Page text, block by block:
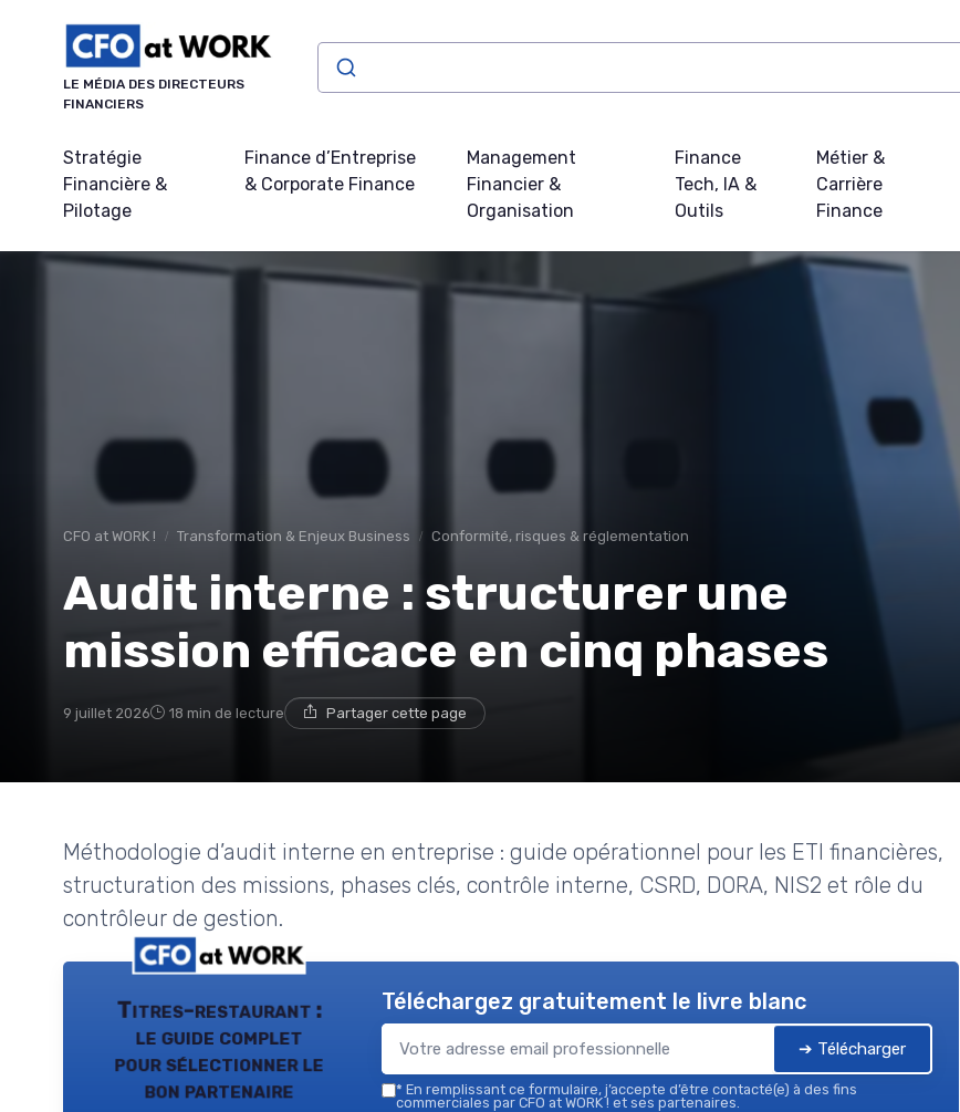
LE MÉDIA DES DIRECTEURS
FINANCIERS
Stratégie
Financière &
Pilotage
Finance d’Entreprise
& Corporate Finance
Management
Financier &
Organisation
Finance
Tech, IA &
Outils
Métier &
Carrière
Finance
CFO at WORK ! Transformation & Enjeux Business Conformité, risques & réglementation
Audit interne : structurer une
mission efficace en cinq phases
9 juillet 2026 18 min de lecture Partager cette page
Méthodologie d’audit interne en entreprise : guide opérationnel pour les ETI financières,
structuration des missions, phases clés, contrôle interne, CSRD, DORA, NIS2 et rôle du
contrôleur de gestion.
Titres-restaurant :
le guide complet
pour sélectionner le
bon partenaire
Téléchargez gratuitement le livre blanc
➔ Télécharger
* En remplissant ce formulaire, j’accepte d’être contacté(e) à des fins
commerciales par CFO at WORK ! et ses partenaires.